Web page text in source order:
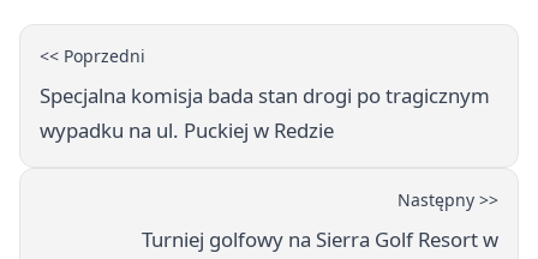
<< Poprzedni
Specjalna komisja bada stan drogi po tragicznym
wypadku na ul. Puckiej w Redzie
Następny >>
Turniej golfowy na Sierra Golf Resort w